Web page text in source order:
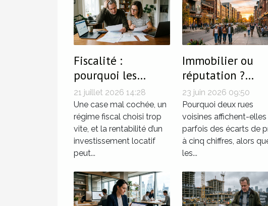
Fiscalité :
pourquoi les
petites erreurs
coûtent cher aux
propriétaires-
bailleurs
21 juillet 2026 14:28
Une case mal cochée, un
régime fiscal choisi trop
vite, et la rentabilité d’un
investissement locatif
peut...
Immobilier ou
réputation ?
Quand l’image
d’un quartier fait
grimper les prix
23 juin 2026 09:50
Pourquoi deux rues
voisines affichent-elles
parfois des écarts de
à cinq chiffres, alors
les...